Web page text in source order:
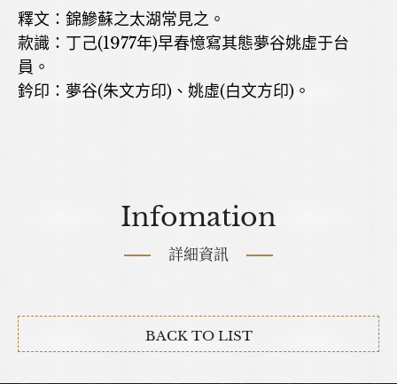
釋文：錦鰺蘇之太湖常見之。
款識：丁己(1977年)早春憶寫其態夢谷姚虛于台
員。
鈐印：夢谷(朱文方印)、姚虛(白文方印)。
Infomation
詳細資訊
BACK TO LIST